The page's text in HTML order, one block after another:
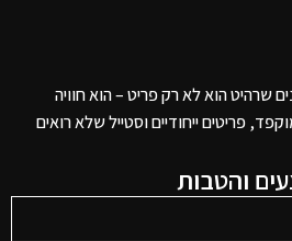
שרהיט הוא לא רק פריט – הוא חוויה
פריטים ייחודיים וסטייל שלא רואים
והטבות